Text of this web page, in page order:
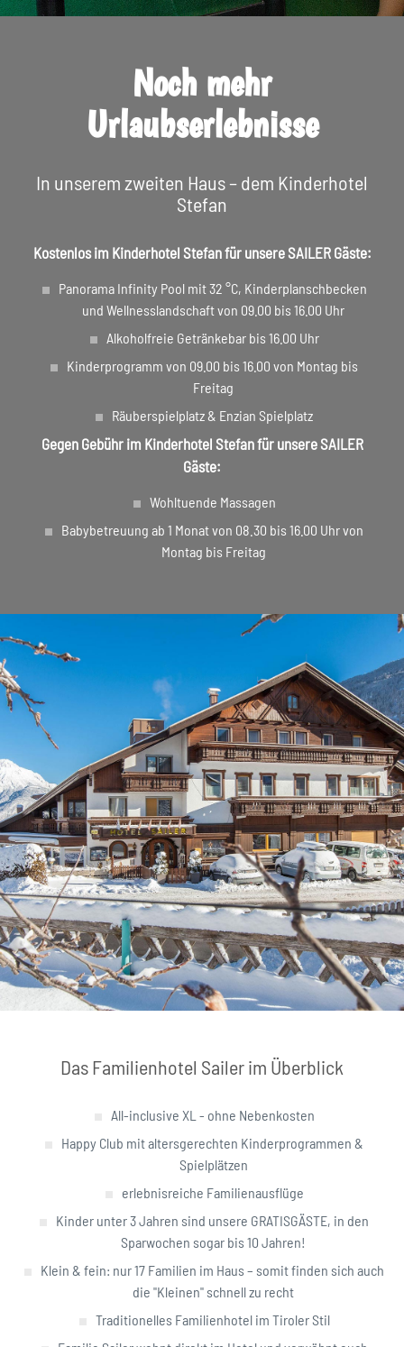
Noch mehr
Urlaubserlebnisse
In unserem zweiten Haus – dem Kinderhotel
Stefan
Kostenlos im Kinderhotel Stefan für unsere SAILER Gäste:
Panorama Infinity Pool mit 32 °C, Kinderplanschbecken
und Wellnesslandschaft von 09.00 bis 16.00 Uhr
Alkoholfreie Getränkebar bis 16.00 Uhr
Kinderprogramm von 09.00 bis 16.00 von Montag bis
Freitag
Räuberspielplatz & Enzian Spielplatz
Gegen Gebühr im Kinderhotel Stefan für unsere SAILER
Gäste:
Wohltuende Massagen
Babybetreuung ab 1 Monat von 08.30 bis 16.00 Uhr von
Montag bis Freitag
Das Familienhotel Sailer im Überblick
All-inclusive XL - ohne Nebenkosten
Happy Club mit altersgerechten Kinderprogrammen &
Spielplätzen
erlebnisreiche Familienausflüge
Kinder unter 3 Jahren sind unsere GRATISGÄSTE, in den
Sparwochen sogar bis 10 Jahren!
Klein & fein: nur 17 Familien im Haus – somit finden sich auch
die "Kleinen" schnell zu recht
Traditionelles Familienhotel im Tiroler Stil